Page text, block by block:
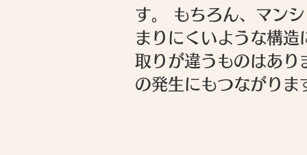
す。 もちろん、マン
まりにくいような構
取りが違うものはあ
の発生にもつながりま